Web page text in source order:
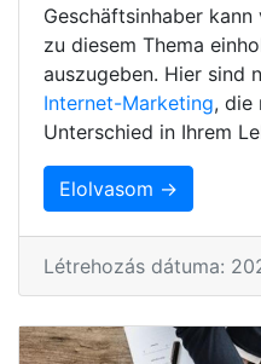
Geschäftsinhaber
zu diesem Thema
auszugeben. Hier sind
Internet-Marketing, die
Unterschied in Ihrem
Elolvasom →
Létrehozás dátuma: